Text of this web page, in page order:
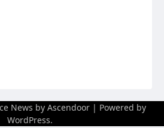
News by Ascendoor | Powered by
WordPress.